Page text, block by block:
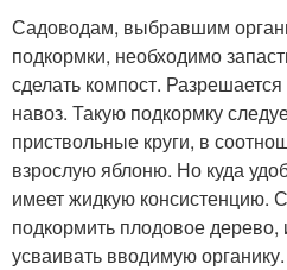
Садоводам, выбравшим
подкормки, необходимо
сделать компост.
навоз. Такую подкормку
приствольные круги, в
взрослую яблоню. Но куда
имеет жидкую консистенцию.
подкормить плодовое
усваивать вводимую органику.